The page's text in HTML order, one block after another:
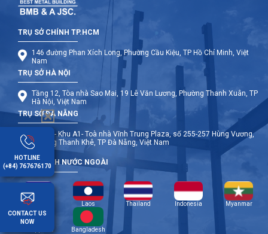
TRỤ SỞ CHÍNH TP.HCM
146 đường Phan Xích Long, Phường Cầu Kiệu, TP Hồ Chí Minh, Việt
Nam
TRỤ SỞ HÀ NỘI
Tầng 12, Tòa nhà Sao Mai, 19 Lê Văn Lương, Phường Thanh Xuân, TP
Hà Nội, Việt Nam
TRỤ SỞ ĐÀ NẴNG
Tầng 9- Khu A1- Toà nhà Vĩnh Trung Plaza, số 255-257 Hùng Vương,
Phường Thanh Khê, TP Đà Nẵng, Việt Nam
CHI NHÁNH NƯỚC NGOÀI
Cambodia Laos Thailand Indonesia Myanmar
Philippines Bangladesh
HOTLINE
(+84) 767676170
CONTACT US
NOW